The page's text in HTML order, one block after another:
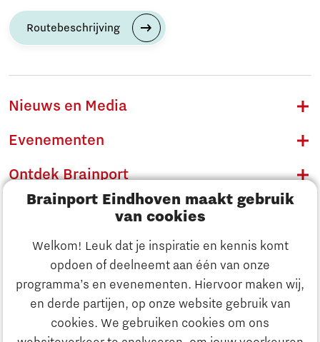
Brainport Eindhoven maakt gebruik
van cookies
Welkom! Leuk dat je inspiratie en kennis komt
opdoen of deelneemt aan één van onze
programma’s en evenementen. Hiervoor maken wij,
en derde partijen, op onze website gebruik van
cookies. We gebruiken cookies om ons
Ontdek Brainport
Routebeschrijving
Nieuws en Media
Evenementen
Ontdek Brainport
Innovatie
Ondernemen
Onderwijs
Maatschappelijk